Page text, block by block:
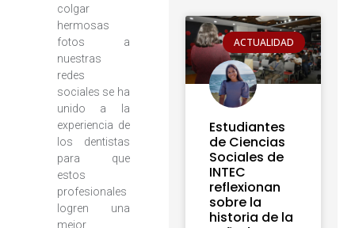
colgar
hermosas
fotos a
nuestras
redes
sociales se ha
unido a la
experiencia de
los dentistas
para que
estos
profesionales
logren una
mejor
ACTUALIDAD
Estudiantes
de Ciencias
Sociales de
INTEC
reflexionan
sobre la
historia de la